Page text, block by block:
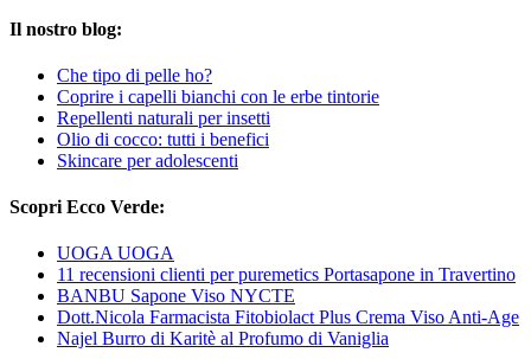
Il nostro blog:
Che tipo di pelle ho?
Coprire i capelli bianchi con le erbe tintorie
Repellenti naturali per insetti
Olio di cocco: tutti i benefici
Skincare per adolescenti
Scopri Ecco Verde:
UOGA UOGA
11 recensioni clienti per puremetics Portasapone in Travertino
BANBU Sapone Viso NYCTE
Dott.Nicola Farmacista Fitobiolact Plus Crema Viso Anti-Age
Najel Burro di Karitè al Profumo di Vaniglia